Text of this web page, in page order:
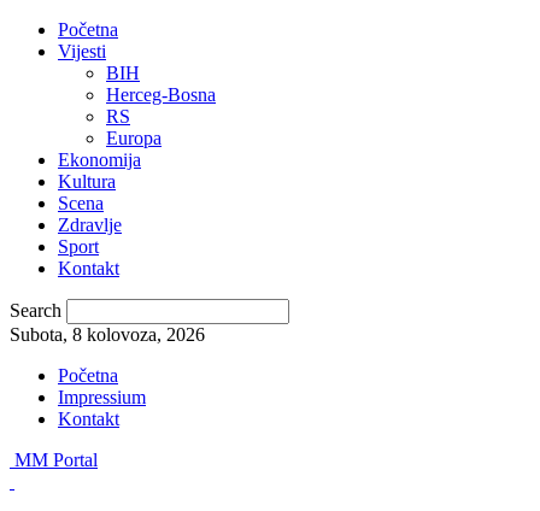
Početna
Vijesti
BIH
Herceg-Bosna
RS
Europa
Ekonomija
Kultura
Scena
Zdravlje
Sport
Kontakt
Search
Subota, 8 kolovoza, 2026
Početna
Impressium
Kontakt
MM Portal